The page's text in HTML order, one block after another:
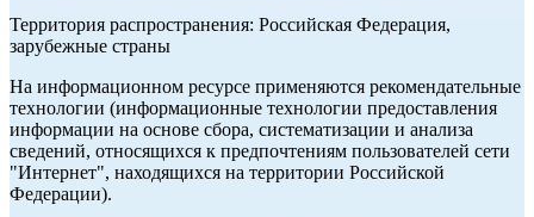
Территория распространения: Российская Федерация,
зарубежные страны
На информационном ресурсе применяются рекомендательные
технологии (информационные технологии предоставления
информации на основе сбора, систематизации и анализа
сведений, относящихся к предпочтениям пользователей сети
"Интернет", находящихся на территории Российской
Федерации).